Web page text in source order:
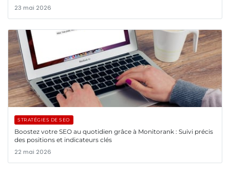
23 mai 2026
STRATÉGIES DE SEO
Boostez votre SEO au quotidien grâce à Monitorank : Suivi précis
des positions et indicateurs clés
22 mai 2026